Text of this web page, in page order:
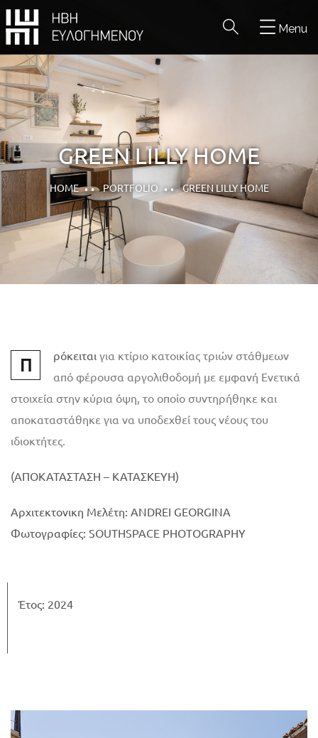
Menu
GREEN LILLY HOME
HOME PORTFOLIO GREEN LILLY HOME
Π ρόκειται για κτίριο κατοικίας τριών στάθμεων
από φέρουσα αργολιθοδομή με εμφανή Ενετικά
στοιχεία στην κύρια όψη, το οποίο συντηρήθηκε και
αποκαταστάθηκε για να υποδεχθεί τους νέους του
ιδιοκτήτες.
(ΑΠΟΚΑΤΑΣΤΑΣΗ – ΚΑΤΑΣΚΕΥΗ)
Αρχιτεκτονικη Μελέτη: ANDREI GEORGINA
Φωτογραφίες: SOUTHSPACE PHOTOGRAPHY
Έτος: 2024